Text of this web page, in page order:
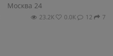
Москва 24
23.2К 0.0К 12 7